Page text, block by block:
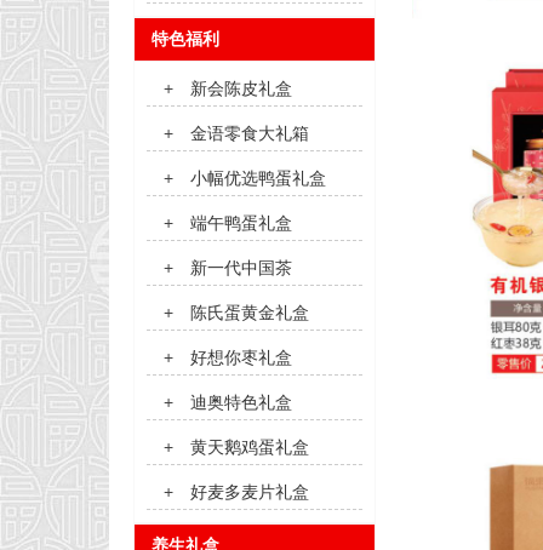
特色福利
+ 新会陈皮礼盒
+ 金语零食大礼箱
+ 小幅优选鸭蛋礼盒
+ 端午鸭蛋礼盒
+ 新一代中国茶
+ 陈氏蛋黄金礼盒
+ 好想你枣礼盒
+ 迪奥特色礼盒
+ 黄天鹅鸡蛋礼盒
+ 好麦多麦片礼盒
养生礼盒